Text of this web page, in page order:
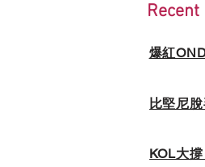
爆紅
比堅尼
KOL大